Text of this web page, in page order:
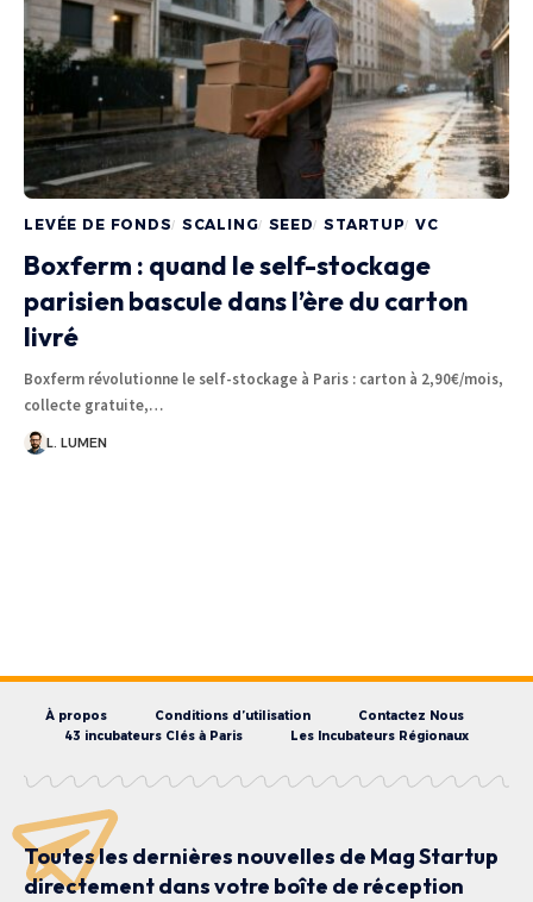
LEVÉE DE FONDS SCALING SEED STARTUP VC
Boxferm : quand le self-stockage
parisien bascule dans l’ère du carton
livré
Boxferm révolutionne le self-stockage à Paris : carton à 2,90€/mois,
collecte gratuite,…
L. LUMEN
À propos Conditions d’utilisation
Contactez Nous
43 incubateurs Clés à Paris
Les Incubateurs Régionaux
Toutes les dernières nouvelles de Mag Startup
directement dans votre boîte de réception